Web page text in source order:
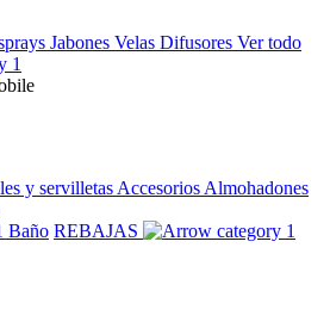
Jabones Velas Difusores Ver todo
y servilletas Accesorios Almohadones
Baño REBAJAS